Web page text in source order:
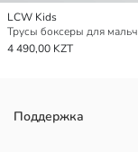
LCW Kids
4 490,00 KZT
Поддержка